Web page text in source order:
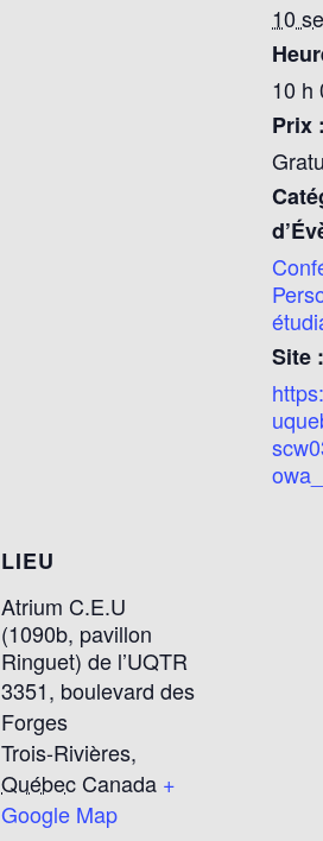
10
10 h
Prix :
Site :
LIEU
Atrium C.E.U
(1090b, pavillon
Ringuet) de l’UQTR
3351, boulevard des
Forges
Trois-Rivières,
Québec Canada +
Google Map